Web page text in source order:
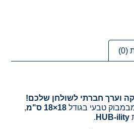
וערך חברתי לשולחן שלכם!
טבעי בגודל18×18 ס"מ
,
HUB-ility
.